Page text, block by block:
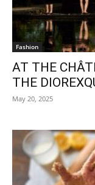
Fashion
AT THE
THE
May 20, 2025